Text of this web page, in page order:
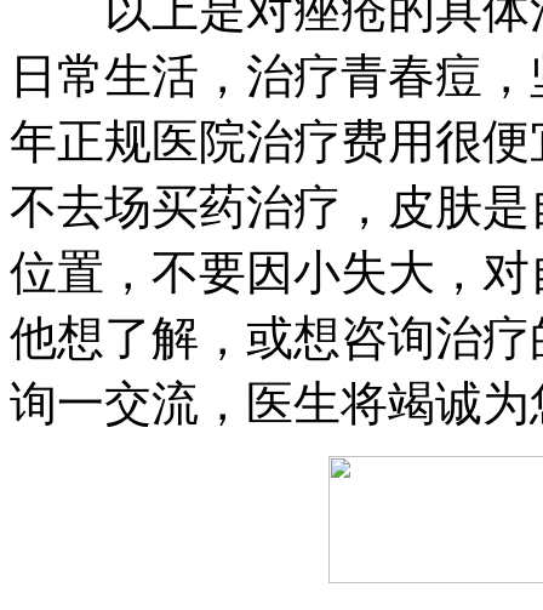
日常生活，治疗青春痘
年正规医院治疗费用很
不去场买药治疗，皮肤
位置，不要因小失大，
他想了解，或想咨询治
询一交流，医生将竭诚